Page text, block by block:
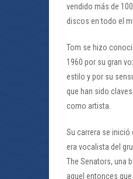
vendido más de
discos en todo el
Tom se hizo
1960 por su gran
estilo y por su
que han sido
como artista.
Su carrera se inició
era vocalista del
The Senators, una
aquel entonces